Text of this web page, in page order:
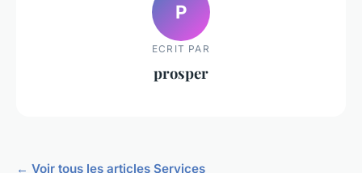
P
ECRIT PAR
prosper
← Voir tous les articles Services